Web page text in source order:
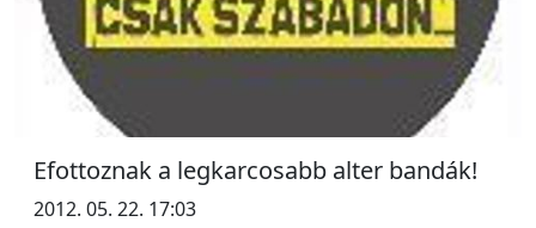
Efottoznak a legkarcosabb alter bandák!
2012. 05. 22. 17:03